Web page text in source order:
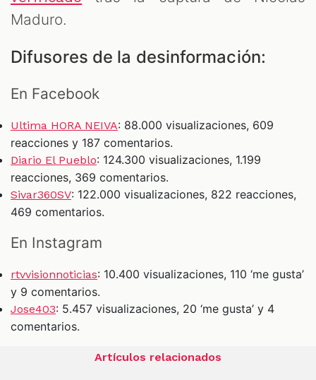
Maduro.
Difusores de la desinformación:
En Facebook
Ultima HORA NEIVA: 88.000 visualizaciones, 609
reacciones y 187 comentarios.
Diario El Pueblo: 124.300 visualizaciones, 1.199
reacciones, 369 comentarios.
Sivar360SV: 122.000 visualizaciones, 822 reacciones,
469 comentarios.
En Instagram
rtvvisionnoticias: 10.400 visualizaciones, 110 ‘me gusta’
y 9 comentarios.
Jose403: 5.457 visualizaciones, 20 ‘me gusta’ y 4
comentarios.
Artículos relacionados